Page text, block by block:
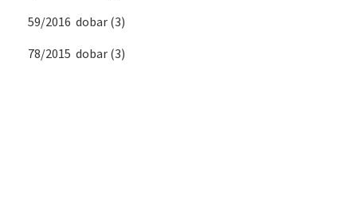
59/2016 dobar (3)
78/2015 dobar (3)